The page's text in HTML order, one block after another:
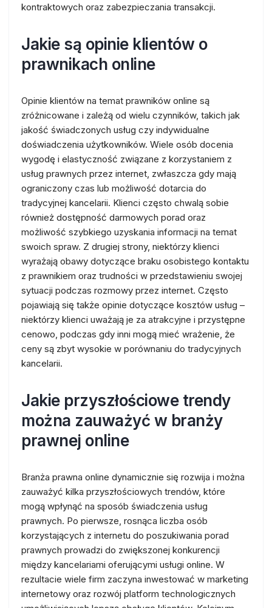
kontraktowych oraz zabezpieczania transakcji.
Jakie są opinie klientów o
prawnikach online
Opinie klientów na temat prawników online są
zróżnicowane i zależą od wielu czynników, takich jak
jakość świadczonych usług czy indywidualne
doświadczenia użytkowników. Wiele osób docenia
wygodę i elastyczność związane z korzystaniem z
usług prawnych przez internet, zwłaszcza gdy mają
ograniczony czas lub możliwość dotarcia do
tradycyjnej kancelarii. Klienci często chwalą sobie
również dostępność darmowych porad oraz
możliwość szybkiego uzyskania informacji na temat
swoich spraw. Z drugiej strony, niektórzy klienci
wyrażają obawy dotyczące braku osobistego kontaktu
z prawnikiem oraz trudności w przedstawieniu swojej
sytuacji podczas rozmowy przez internet. Często
pojawiają się także opinie dotyczące kosztów usług –
niektórzy klienci uważają je za atrakcyjne i przystępne
cenowo, podczas gdy inni mogą mieć wrażenie, że
ceny są zbyt wysokie w porównaniu do tradycyjnych
kancelarii.
Jakie przyszłościowe trendy
można zauważyć w branży
prawnej online
Branża prawna online dynamicznie się rozwija i można
zauważyć kilka przyszłościowych trendów, które
mogą wpłynąć na sposób świadczenia usług
prawnych. Po pierwsze, rosnąca liczba osób
korzystających z internetu do poszukiwania porad
prawnych prowadzi do zwiększonej konkurencji
między kancelariami oferującymi usługi online. W
rezultacie wiele firm zaczyna inwestować w marketing
internetowy oraz rozwój platform technologicznych